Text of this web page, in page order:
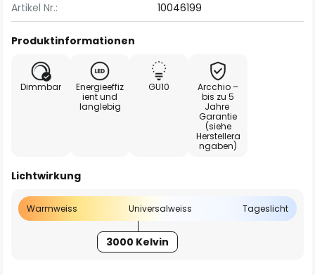
Artikel Nr.:
10046199
Produktinformationen
Dimmbar
Energieeffiz
ient und
langlebig
GU10
Arcchio –
bis zu 5
Jahre
Garantie
(siehe
Herstellera
ngaben)
Lichtwirkung
Warmweiss Universalweiss Tageslicht
3000 Kelvin